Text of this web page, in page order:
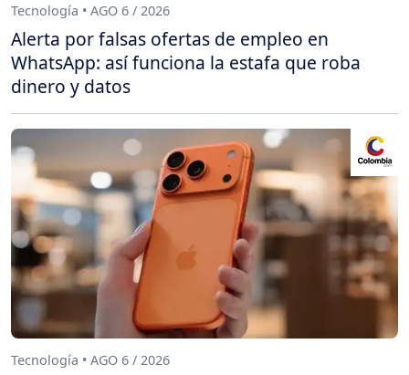
Tecnología • AGO 6 / 2026
Alerta por falsas ofertas de empleo en
WhatsApp: así funciona la estafa que roba
dinero y datos
Tecnología • AGO 6 / 2026